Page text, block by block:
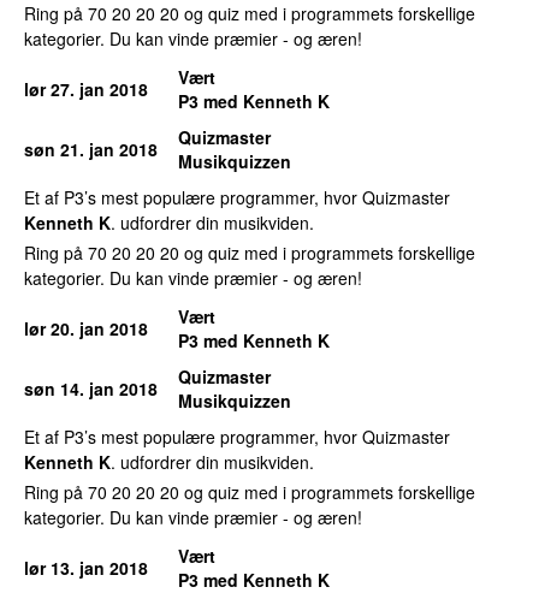
Ring på 70 20 20 20 og quiz med i programmets forskellige
kategorier. Du kan vinde præmier - og æren!
lør 27. jan 2018
Vært
P3 med Kenneth K
søn 21. jan 2018
Quizmaster
Musikquizzen
Et af P3’s mest populære programmer, hvor Quizmaster
Kenneth K. udfordrer din musikviden.
Ring på 70 20 20 20 og quiz med i programmets forskellige
kategorier. Du kan vinde præmier - og æren!
lør 20. jan 2018
Vært
P3 med Kenneth K
søn 14. jan 2018
Quizmaster
Musikquizzen
Et af P3’s mest populære programmer, hvor Quizmaster
Kenneth K. udfordrer din musikviden.
Ring på 70 20 20 20 og quiz med i programmets forskellige
kategorier. Du kan vinde præmier - og æren!
lør 13. jan 2018
Vært
P3 med Kenneth K